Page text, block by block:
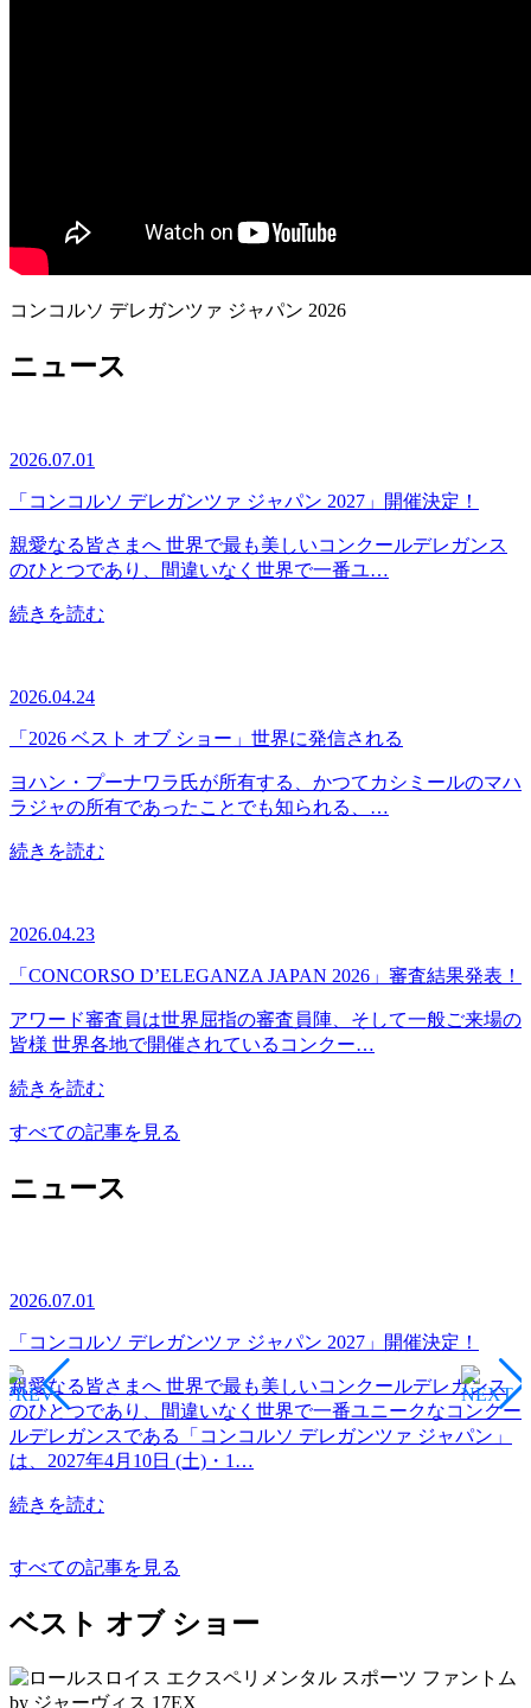
コンコルソ デレガンツァ ジャパン 2026
ニュース
2026.07.01
「コンコルソ デレガンツァ ジャパン 2027」開催決定！
親愛なる皆さまへ 世界で最も美しいコンクールデレガンス
のひとつであり、間違いなく世界で一番ユ…
続きを読む
2026.04.24
「2026 ベスト オブ ショー」世界に発信される
ヨハン・プーナワラ氏が所有する、かつてカシミールのマハ
ラジャの所有であったことでも知られる、…
続きを読む
2026.04.23
「CONCORSO D’ELEGANZA JAPAN 2026」審査結果発表！
アワード審査員は世界屈指の審査員陣、そして一般ご来場の
皆様 世界各地で開催されているコンクー…
続きを読む
すべての記事を見る
ニュース
2026.07.01
「コンコルソ デレガンツァ ジャパン 2027」開催決定！
親愛なる皆さまへ 世界で最も美しいコンクールデレガンス
のひとつであり、間違いなく世界で一番ユニークなコンクー
ルデレガンスである「コンコルソ デレガンツァ ジャパン」
は、2027年4月10日 (土)・1…
続きを読む
すべての記事を見る
ベスト オブ ショー